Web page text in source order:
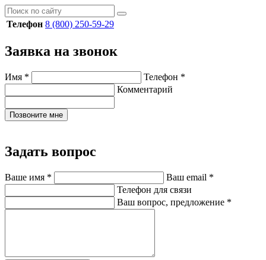
Телефон 8 (800) 250-59-29
Заявка на звонок
Имя * Телефон *
Комментарий
Позвоните мне
Задать вопрос
Ваше имя * Ваш email *
Телефон для связи
Ваш вопрос, предложение *